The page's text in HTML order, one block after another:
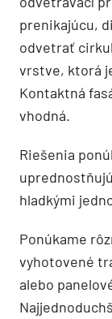
prenikajúcu,
odvetrať
vrstve, ktorá
Kontaktná
vhodná.
Riešenia
hladkými
Ponúkame
vyhotovené
alebo